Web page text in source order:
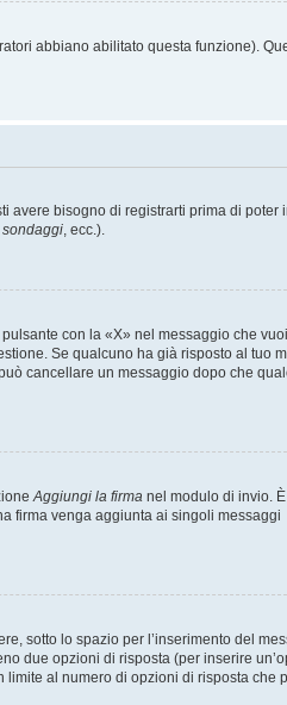
abbiano abilitato questa funzione).
avere bisogno di registrarti prima di poter
, ecc.).
con la «X» nel messaggio che
Se qualcuno ha già risposto al tuo
cancellare un messaggio dopo che
Aggiungi la firma nel modulo di invio.
firma venga aggiunta ai singoli messaggi
sotto lo spazio per l’inserimento del
due opzioni di risposta (per inserire
limite al numero di opzioni di risposta che